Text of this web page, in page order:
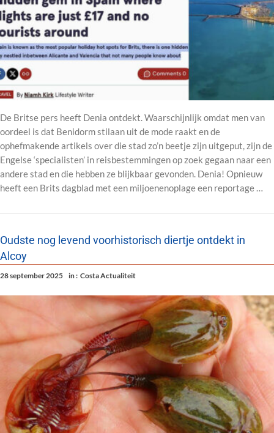
De Britse pers heeft Denia ontdekt. Waarschijnlijk omdat men van
oordeel is dat Benidorm stilaan uit de mode raakt en de
ophefmakende artikels over die stad zo’n beetje zijn uitgeput, zijn de
Engelse ‘specialisten’ in reisbestemmingen op zoek gegaan naar een
andere stad en die hebben ze blijkbaar gevonden. Denia! Opnieuw
heeft een Brits dagblad met een miljoenenoplage een reportage …
Oudste nog levend voorhistorisch diertje ontdekt in
Alcoy
28 september 2025 in : Costa Actualiteit